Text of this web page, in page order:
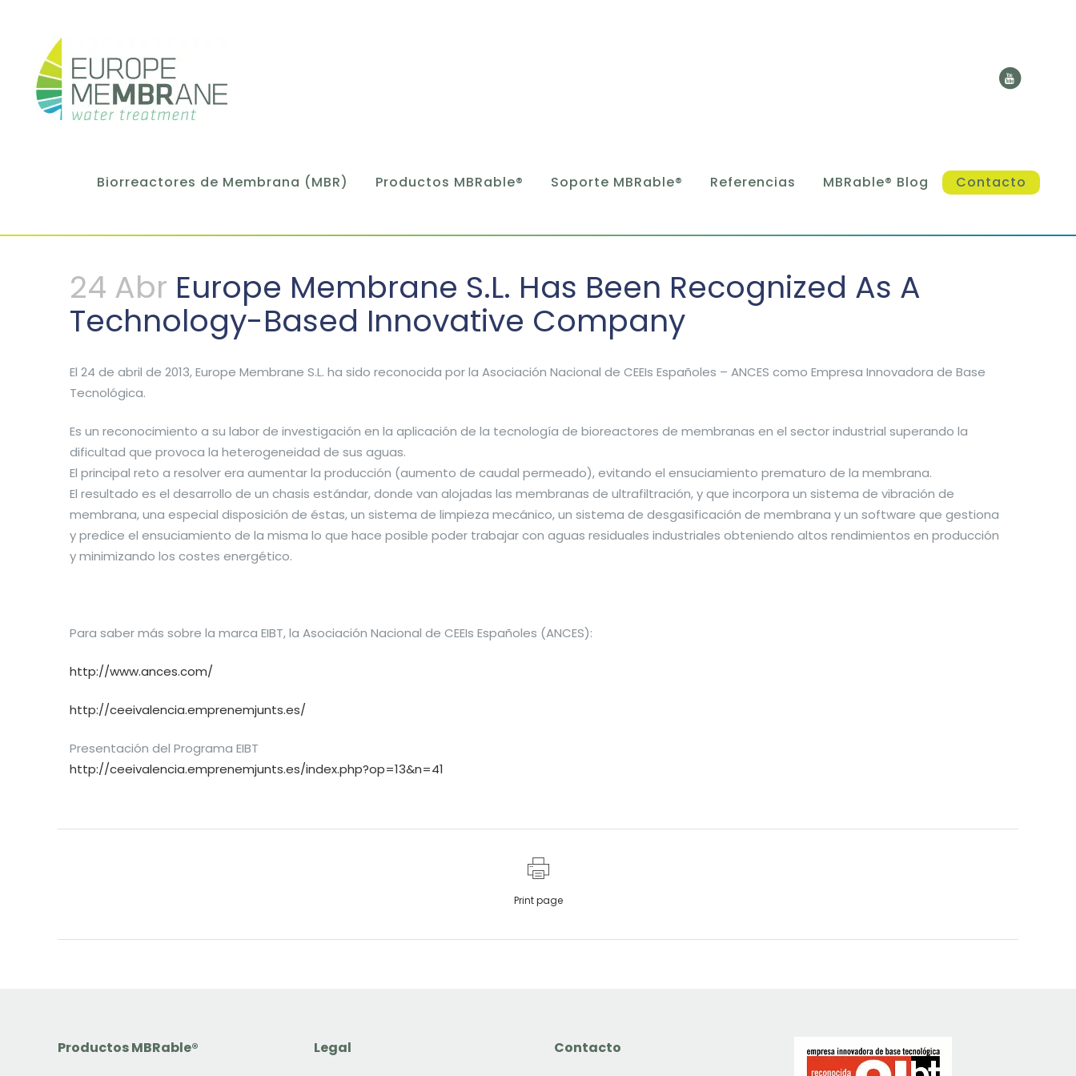
Biorreactores de Membrana (MBR) Productos MBRable® Soporte MBRable® Referencias MBRable® Blog Contacto
24 Abr Europe Membrane S.L. Has Been Recognized As A
Technology-Based Innovative Company
El 24 de abril de 2013, Europe Membrane S.L. ha sido reconocida por la Asociación Nacional de CEEIs Españoles – ANCES como Empresa Innovadora de Base
Tecnológica.
Es un reconocimiento a su labor de investigación en la aplicación de la tecnología de bioreactores de membranas en el sector industrial superando la
dificultad que provoca la heterogeneidad de sus aguas.
El principal reto a resolver era aumentar la producción (aumento de caudal permeado), evitando el ensuciamiento prematuro de la membrana.
El resultado es el desarrollo de un chasis estándar, donde van alojadas las membranas de ultrafiltración, y que incorpora un sistema de vibración de
membrana, una especial disposición de éstas, un sistema de limpieza mecánico, un sistema de desgasificación de membrana y un software que gestiona
y predice el ensuciamiento de la misma lo que hace posible poder trabajar con aguas residuales industriales obteniendo altos rendimientos en producción
y minimizando los costes energético.
Para saber más sobre la marca EIBT, la Asociación Nacional de CEEIs Españoles (ANCES):
http://www.ances.com/
http://ceeivalencia.emprenemjunts.es/
Presentación del Programa EIBT
http://ceeivalencia.emprenemjunts.es/index.php?op=13&n=41
Print page
Productos MBRable® Legal Contacto